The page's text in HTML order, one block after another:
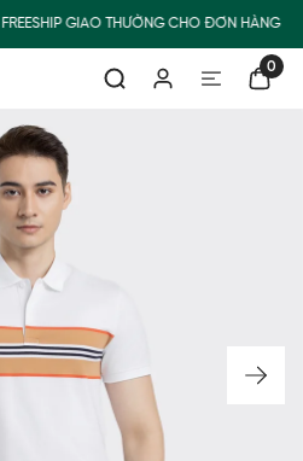
FREESHIP GIAO THƯỜNG CHO ĐƠN HÀNG
0